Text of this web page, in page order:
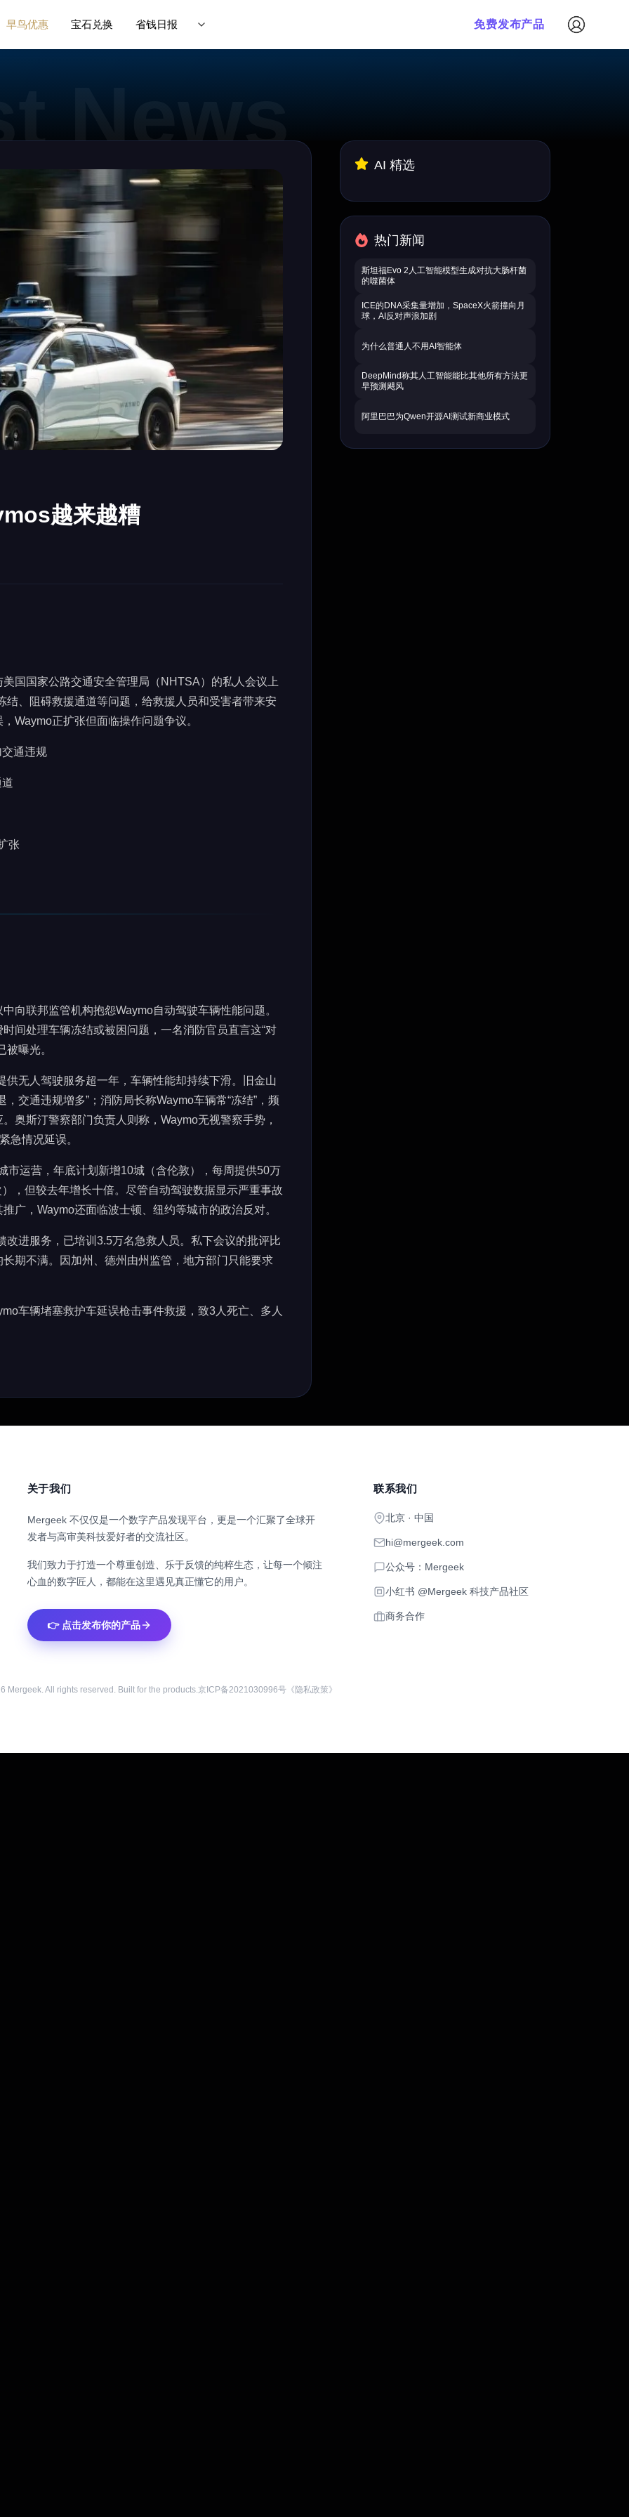
早鸟优惠 宝石兑换 省钱日报 免费发布产品
越来越糟
国国家公路交通安全管理局（NHTSA）的私人会议上
结、阻碍救援通道等问题，给救援人员和受害者带来安
Waymo正扩张但面临操作问题争议。
通违规
张
向联邦监管机构抱怨Waymo自动驾驶车辆性能问题。
间处理车辆冻结或被困问题，一名消防官员直言这“对
曝光。
无人驾驶服务超一年，车辆性能却持续下滑。旧金山
交通违规增多”；消防局长称Waymo车辆常“冻结”，频
奥斯汀警察部门负责人则称，Waymo无视警察手势，
急情况延误。
市运营，年底计划新增10城（含伦敦），每周提供50万
，但较去年增长十倍。尽管自动驾驶数据显示严重事故
广，Waymo还面临波士顿、纽约等城市的政治反对。
进服务，已培训3.5万名急救人员。私下会议的批评比
期不满。因加州、德州由州监管，地方部门只能要求
车辆堵塞救护车延误枪击事件救援，致3人死亡、多人
AI 精选
热门新闻
斯坦福Evo 2人工智能模型生成对抗大肠杆菌
的噬菌体
ICE的DNA采集量增加，SpaceX火箭撞向月
球，AI反对声浪加剧
为什么普通人不用AI智能体
DeepMind称其人工智能能比其他所有方法更
早预测飓风
阿里巴巴为Qwen开源AI测试新商业模式
关于我们
Mergeek 不仅仅是一个数字产品发现平台，更是一个汇聚了全球开
发者与高审美科技爱好者的交流社区。
我们致力于打造一个尊重创造、乐于反馈的纯粹生态，让每一个倾注
心血的数字匠人，都能在这里遇见真正懂它的用户。
👉 点击发布你的产品
联系我们
北京 · 中国
hi@mergeek.com
公众号：Mergeek
小红书 @Mergeek 科技产品社区
商务合作
Mergeek. All rights reserved. Built for the products.京ICP备2021030996号 《隐私政策》